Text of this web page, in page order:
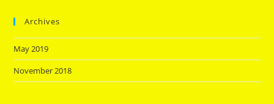
Archives
May 2019
November 2018